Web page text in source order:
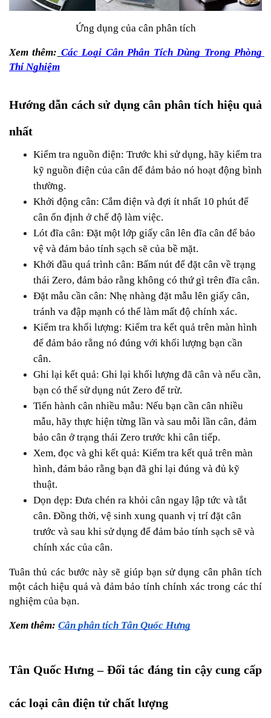
Ứng dụng của cân phân tích
Xem thêm: Các Loại Cân Phân Tích Dùng Trong Phòng
Thí Nghiệm
Hướng dẫn cách sử dụng cân phân tích hiệu quả
nhất
Kiểm tra nguồn điện: Trước khi sử dụng, hãy kiểm tra
kỹ nguồn điện của cân để đảm bảo nó hoạt động bình
thường.
Khởi động cân: Cắm điện và đợi ít nhất 10 phút để
cân ổn định ở chế độ làm việc.
Lót đĩa cân: Đặt một lớp giấy cân lên đĩa cân để bảo
vệ và đảm bảo tính sạch sẽ của bề mặt.
Khởi đầu quá trình cân: Bấm nút để đặt cân về trạng
thái Zero, đảm bảo rằng không có thứ gì trên đĩa cân.
Đặt mẫu cần cân: Nhẹ nhàng đặt mẫu lên giấy cân,
tránh va đập mạnh có thể làm mất độ chính xác.
Kiểm tra khối lượng: Kiểm tra kết quả trên màn hình
để đảm bảo rằng nó đúng với khối lượng bạn cần
cân.
Ghi lại kết quả: Ghi lại khối lượng đã cân và nếu cần,
bạn có thể sử dụng nút Zero để trừ.
Tiến hành cân nhiều mẫu: Nếu bạn cần cân nhiều
mẫu, hãy thực hiện từng lần và sau mỗi lần cân, đảm
bảo cân ở trạng thái Zero trước khi cân tiếp.
Xem, đọc và ghi kết quả: Kiểm tra kết quả trên màn
hình, đảm bảo rằng bạn đã ghi lại đúng và đủ kỹ
thuật.
Dọn dẹp: Đưa chén ra khỏi cân ngay lập tức và tắt
cân. Đồng thời, vệ sinh xung quanh vị trí đặt cân
trước và sau khi sử dụng để đảm bảo tính sạch sẽ và
chính xác của cân.
Tuân thủ các bước này sẽ giúp bạn sử dụng cân phân tích
một cách hiệu quả và đảm bảo tính chính xác trong các thí
nghiệm của bạn.
Xem thêm: Cân phân tích Tân Quốc Hưng
Tân Quốc Hưng – Đối tác đáng tin cậy cung cấp
các loại cân điện tử chất lượng